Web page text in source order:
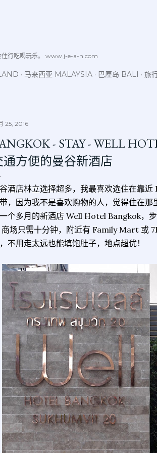
住行吃喝玩乐。 www.j-e-a-n.com
马来西亚 MALAYSIA 巴厘岛 BALI 旅
25, 2016
- STAY - WELL
通方便的曼谷新酒店
酒店林立选择超多，我最喜欢选住在靠
，因为我不是喜欢购物的人，觉得住在
个多月的新酒店 Well Hotel Bangkok，
商场只需十分钟，附近有 Family Mart 或
不用走太远也能填饱肚子，地点超优！